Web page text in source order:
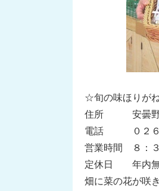
☆旬の味ほりが
住所 安曇野市
電話 ０２６３
営業時間 ８：
定休日 年内
畑に菜の花が咲